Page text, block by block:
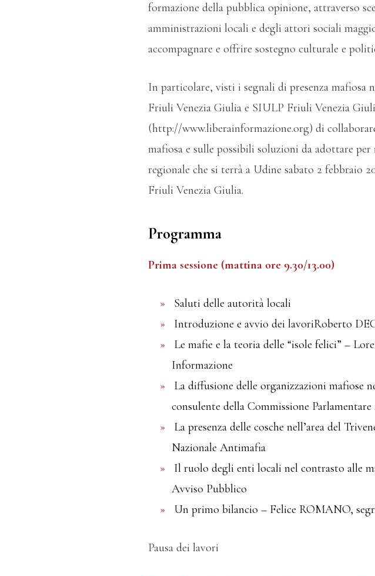
formazione della pubblica opinione, attraverso
amministrazioni locali e degli attori sociali
accompagnare e offrire sostegno culturale e
In particolare, visti i segnali di presenza
Friuli Venezia Giulia e SIULP Friuli Venezia
(http://www.liberainformazione.org) di
mafiosa e sulle possibili soluzioni da adottare
regionale che si terrà a Udine sabato 2 febbraio
Friuli Venezia Giulia.
Programma
Prima sessione (mattina ore 9.30/13.00)
Saluti delle autorità locali
Introduzione e avvio dei lavoriRoberto
Le mafie e la teoria delle “isole felici” –
Informazione
La diffusione delle organizzazioni
consulente della Commissione
La presenza delle cosche nell’area del
Nazionale Antimafia
Il ruolo degli enti locali nel contrasto alle
Avviso Pubblico
Un primo bilancio – Felice ROMANO,
Pausa dei lavori